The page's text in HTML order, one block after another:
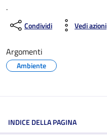
.
Condividi Vedi azioni
Argomenti
Ambiente
INDICE DELLA PAGINA